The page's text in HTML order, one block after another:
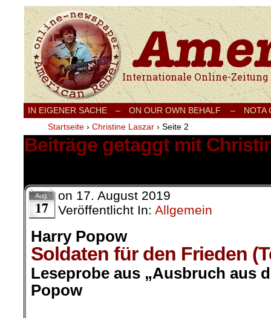
Internationale Onlinezeitung für Frieden,
IN EIGENER SACHE – ON OUR OWN BEHALF –
NOTA
Startseite › Christine Laszar › Seite 2
Beiträge getaggt mit
Aug.
17
on 17. August 2019
Veröffentlicht In: Allgemein
Harry Popow
Soldaten für den Frieden
Leseprobe aus „Ausbruch aus
Popow